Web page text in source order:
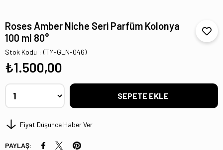
Roses Amber Niche Seri Parfüm Kolonya
100 ml 80°
Stok Kodu (TM-GLN-046)
₺1.500,00
Fiyat Düşünce Haber Ver
PAYLAŞ: